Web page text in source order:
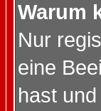
Warum
Nur
eine
hast